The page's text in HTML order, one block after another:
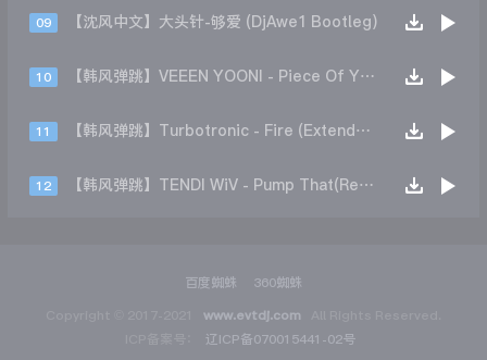
09 【沈风中文】大头针-够爱 (DjAwe1 Bootleg)
10 【韩风弹跳】VEEEN YOONI - Piece Of Your Heart (Remix)
11 【韩风弹跳】Turbotronic - Fire (Extended Mix)
12 【韩风弹跳】TENDI WiV - Pump That(Remix)
百度蜘蛛 360蜘蛛
www.evtdj.com
辽ICP备070015441-02号